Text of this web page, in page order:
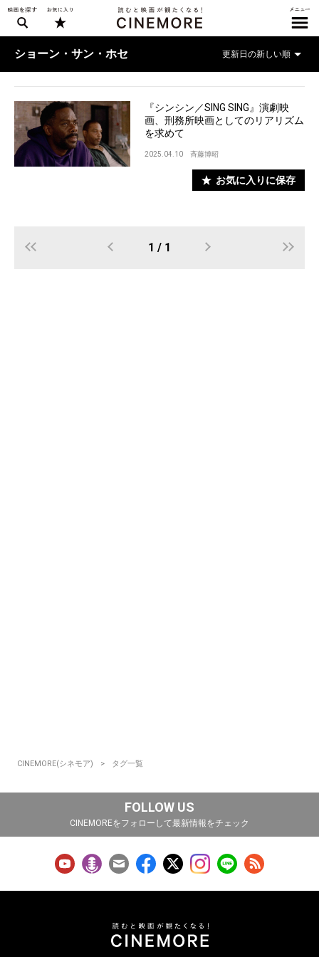
ショーン・サン・ホセ
『シンシン／SING SING』演劇映
画、刑務所映画としてのリアリズム
を求めて
2025.04.10 斉藤博昭
お気に入りに保存
1 / 1
CINEMORE(シネモア) タグ一覧
FOLLOW US
CINEMOREをフォローして最新情報をチェック